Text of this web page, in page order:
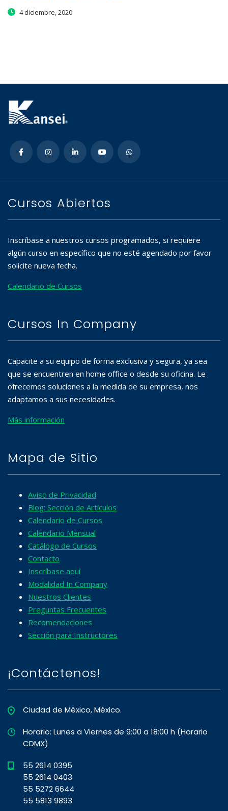
4 diciembre, 2020
Cursos Abiertos
Inscríbase a nuestros cursos programados, si requiere
algún curso en específico que no esté agendado por favor
solicite nueva fecha.
Calendario de Cursos
Cursos In Company
Capacite a su equipo de forma exclusiva y segura, ya sea
que se encuentren en home office o desde su oficina. Le
ofrecemos soluciones a la medida de su empresa, nos
adaptamos a sus necesidades.
Más información
Mapa de Sitio
Aviso de Privacidad
Blog: Sección de Artículos
Calendario de Cursos
Calendario Mensual
Catálogo de Cursos
Contacto
Inscríbase aquí
Modalidad In Company
Nuestros Clientes
Preguntas Frecuentes
Recomendaciones
Sección para Instructores
¡Contáctenos!
Ciudad de México, México.
Horario: Lunes a Viernes de 9:00 a 18:00 h (Horario
CDMX)
55 2614 0395
55 2614 0403
55 5272 6644
55 5813 9893